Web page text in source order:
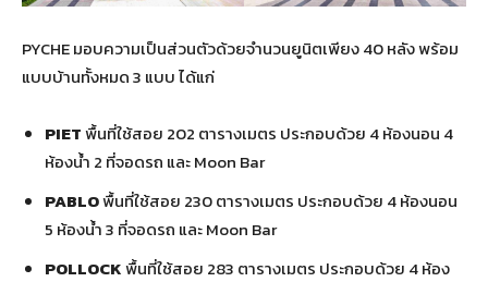
PYCHE มอบความเป็นส่วนตัวด้วยจำนวนยูนิตเพียง 40 หลัง พร้อม
แบบบ้านทั้งหมด 3 แบบ ได้แก่
PIETพื้นที่ใช้สอย 202 ตารางเมตร ประกอบด้วย 4 ห้องนอน 4
ห้องน้ำ 2 ที่จอดรถ และ Moon Bar
PABLOพื้นที่ใช้สอย 230 ตารางเมตร ประกอบด้วย 4 ห้องนอน
5 ห้องน้ำ 3 ที่จอดรถ และ Moon Bar
POLLOCKพื้นที่ใช้สอย 283 ตารางเมตร ประกอบด้วย 4 ห้อง